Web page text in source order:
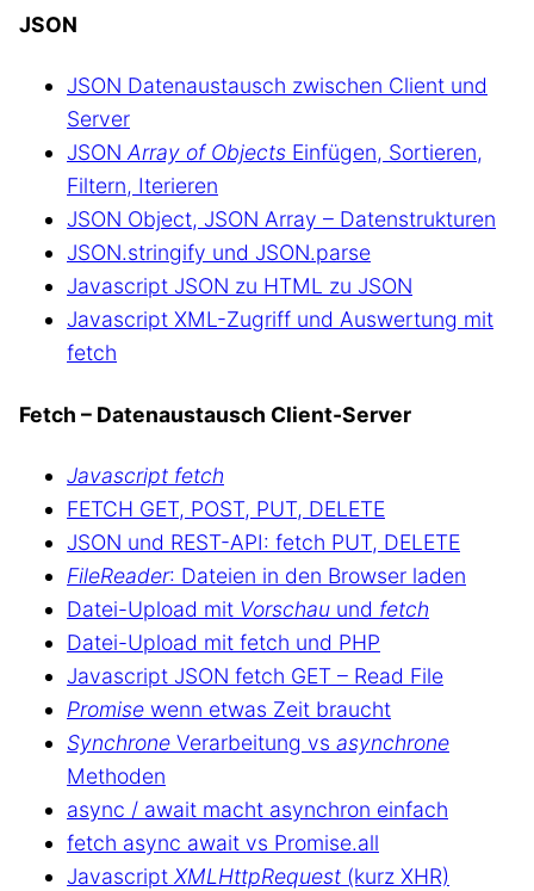
JSON
JSON Datenaustausch zwischen Client und
Server
JSON Array of Objects Einfügen, Sortieren,
Filtern, Iterieren
JSON Object, JSON Array – Datenstrukturen
JSON.stringify und JSON.parse
Javascript JSON zu HTML zu JSON
Javascript XML-Zugriff und Auswertung mit
fetch
Fetch – Datenaustausch Client-Server
Javascript fetch
FETCH GET, POST, PUT, DELETE
JSON und REST-API: fetch PUT, DELETE
FileReader: Dateien in den Browser laden
Datei-Upload mit Vorschau und fetch
Datei-Upload mit fetch und PHP
Javascript JSON fetch GET – Read File
Promise wenn etwas Zeit braucht
Synchrone Verarbeitung vs asynchrone
Methoden
async / await macht asynchron einfach
fetch async await vs Promise.all
Javascript XMLHttpRequest (kurz XHR)